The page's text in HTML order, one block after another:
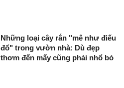
Những loại cây rắn "mê như điếu
đổ" trong vườn nhà: Dù đẹp
thơm đến mấy cũng phải nhổ bỏ